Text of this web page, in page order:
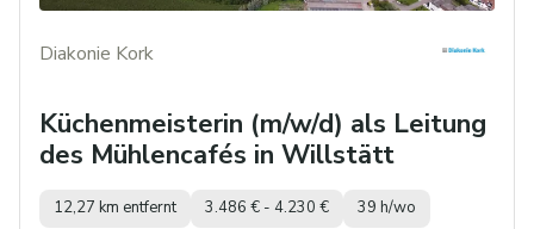
Diakonie Kork
Küchenmeisterin (m/w/d) als Leitung
des Mühlencafés in Willstätt
12,27 km entfernt 3.486 € - 4.230 € 39 h/wo